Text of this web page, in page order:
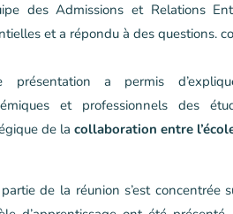
des Admissions et Relations
et a répondu à des questions.
présentation a permis
et professionnels des
de lacollaboration entre
de la réunion s’est concentrée